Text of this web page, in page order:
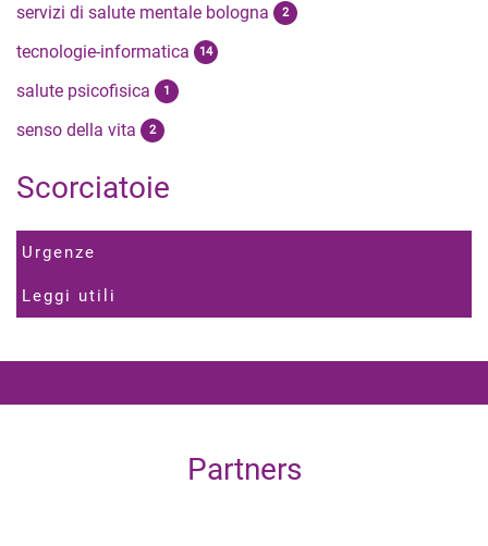
servizi di salute mentale bologna 2
tecnologie-informatica 14
salute psicofisica 1
senso della vita 2
Scorciatoie
Urgenze
Leggi utili
Partners